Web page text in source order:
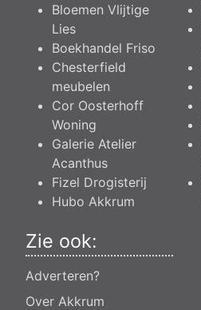
Bloemen Vlijtige
Lies
Boekhandel Friso
Chesterfield
meubelen
Cor Oosterhoff
Woning
Galerie Atelier
Acanthus
Fizel Drogisterij
Hubo Akkrum
Zie ook:
Adverteren?
Over Akkrum